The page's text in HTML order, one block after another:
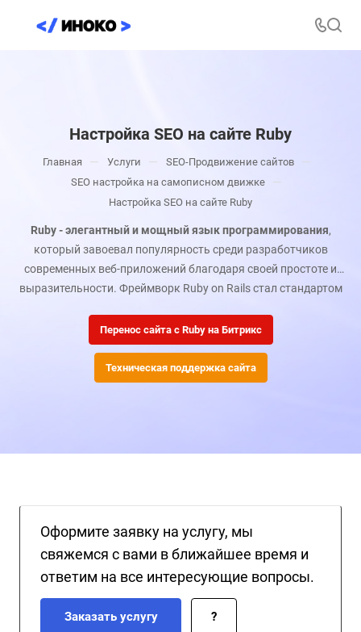
Настройка SEO на сайте Ruby
Главная — Услуги — SEO-Продвижение сайтов —
SEO настройка на самописном движке —
Настройка SEO на сайте Ruby
Ruby - элегантный и мощный язык программирования,
который завоевал популярность среди разработчиков
современных веб-приложений благодаря своей простоте и
выразительности. Фреймворк Ruby on Rails стал стандартом
веб-решений, обеспечивая быструю разработку и высокую
производительность.
Перенос сайта с Ruby на Битрикс
Техническая поддержка сайта
Оформите заявку на услугу, мы
свяжемся с вами в ближайшее время и
ответим на все интересующие вопросы.
Заказать услугу ?